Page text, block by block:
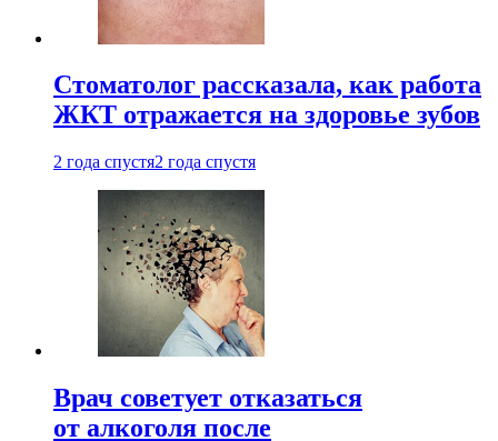
Стоматолог рассказала, как работа
ЖКТ отражается на здоровье зубов
2 года спустя2 года спустя
Врач советует отказаться
от алкоголя после